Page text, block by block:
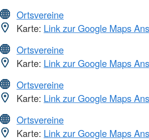
Ortsvereine
Karte: Link zur Google Maps
Ortsvereine
Karte: Link zur Google Maps
Ortsvereine
Karte: Link zur Google Maps
Ortsvereine
Karte: Link zur Google Maps